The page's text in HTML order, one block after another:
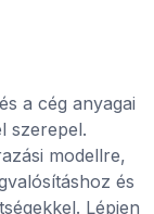
a cég anyagai
szerepel.
modellre,
és
Lépjen